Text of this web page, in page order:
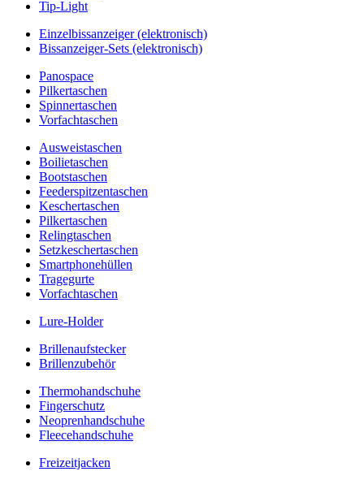
Tip-Light
Einzelbissanzeiger (elektronisch)
Bissanzeiger-Sets (elektronisch)
Panospace
Pilkertaschen
Spinnertaschen
Vorfachtaschen
Ausweistaschen
Boilietaschen
Bootstaschen
Feederspitzentaschen
Keschertaschen
Pilkertaschen
Relingtaschen
Setzkeschertaschen
Smartphonehüllen
Tragegurte
Vorfachtaschen
Lure-Holder
Brillenaufstecker
Brillenzubehör
Thermohandschuhe
Fingerschutz
Neoprenhandschuhe
Fleecehandschuhe
Freizeitjacken